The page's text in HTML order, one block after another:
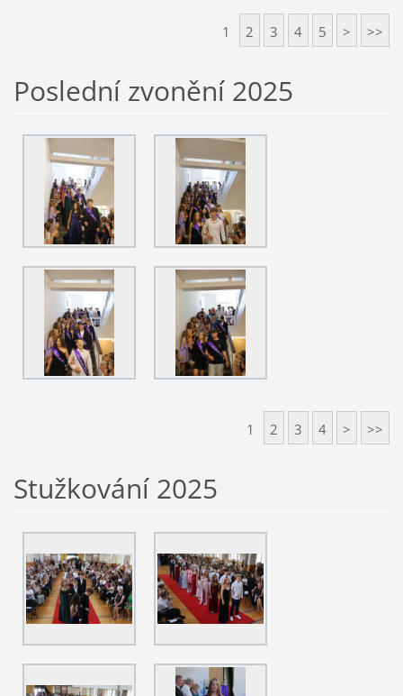
1 2 3 4 5 > >>
Poslední zvonění 2025
1 2 3 4 > >>
Stužkování 2025